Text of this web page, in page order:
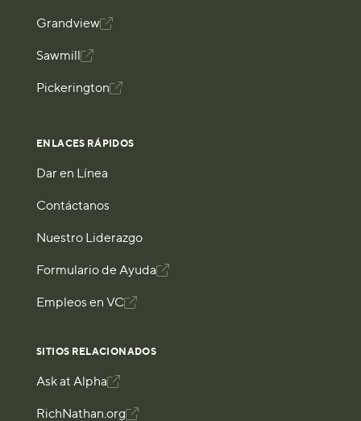
Grandview
Sawmill
Pickerington
ENLACES RÁPIDOS
Dar en Línea
Contáctanos
Nuestro Liderazgo
Formulario de Ayuda
Empleos en VC
SITIOS RELACIONADOS
Ask at Alpha
RichNathan.org